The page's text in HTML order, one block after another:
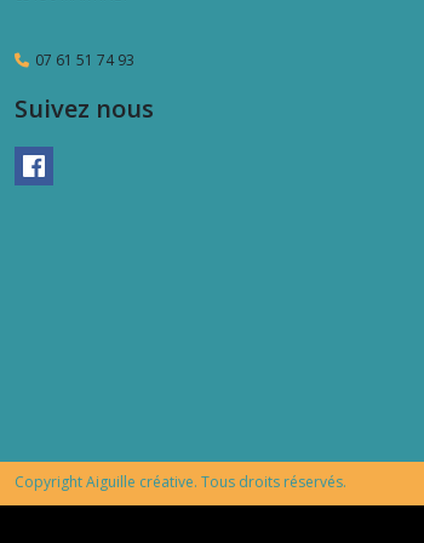
07 61 51 74 93
Suivez nous
Copyright Aiguille créative. Tous droits réservés.